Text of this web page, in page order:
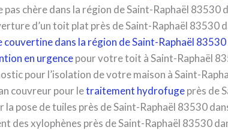
chère dans la région de Saint-Raphaël 83530
d’un toit plat près de Saint-Raphaël 83530
couvertine dans la région de Saint-Raphaël 83530
en urgencepour votre toit à Saint-Raphaël
pour l’isolation de votre maison à Saint-
couvreur pour letraitement hydrofugeprès de
pose de tuiles près de Saint-Raphaël 83530
des xylophènes près de Saint-Raphaël 83530